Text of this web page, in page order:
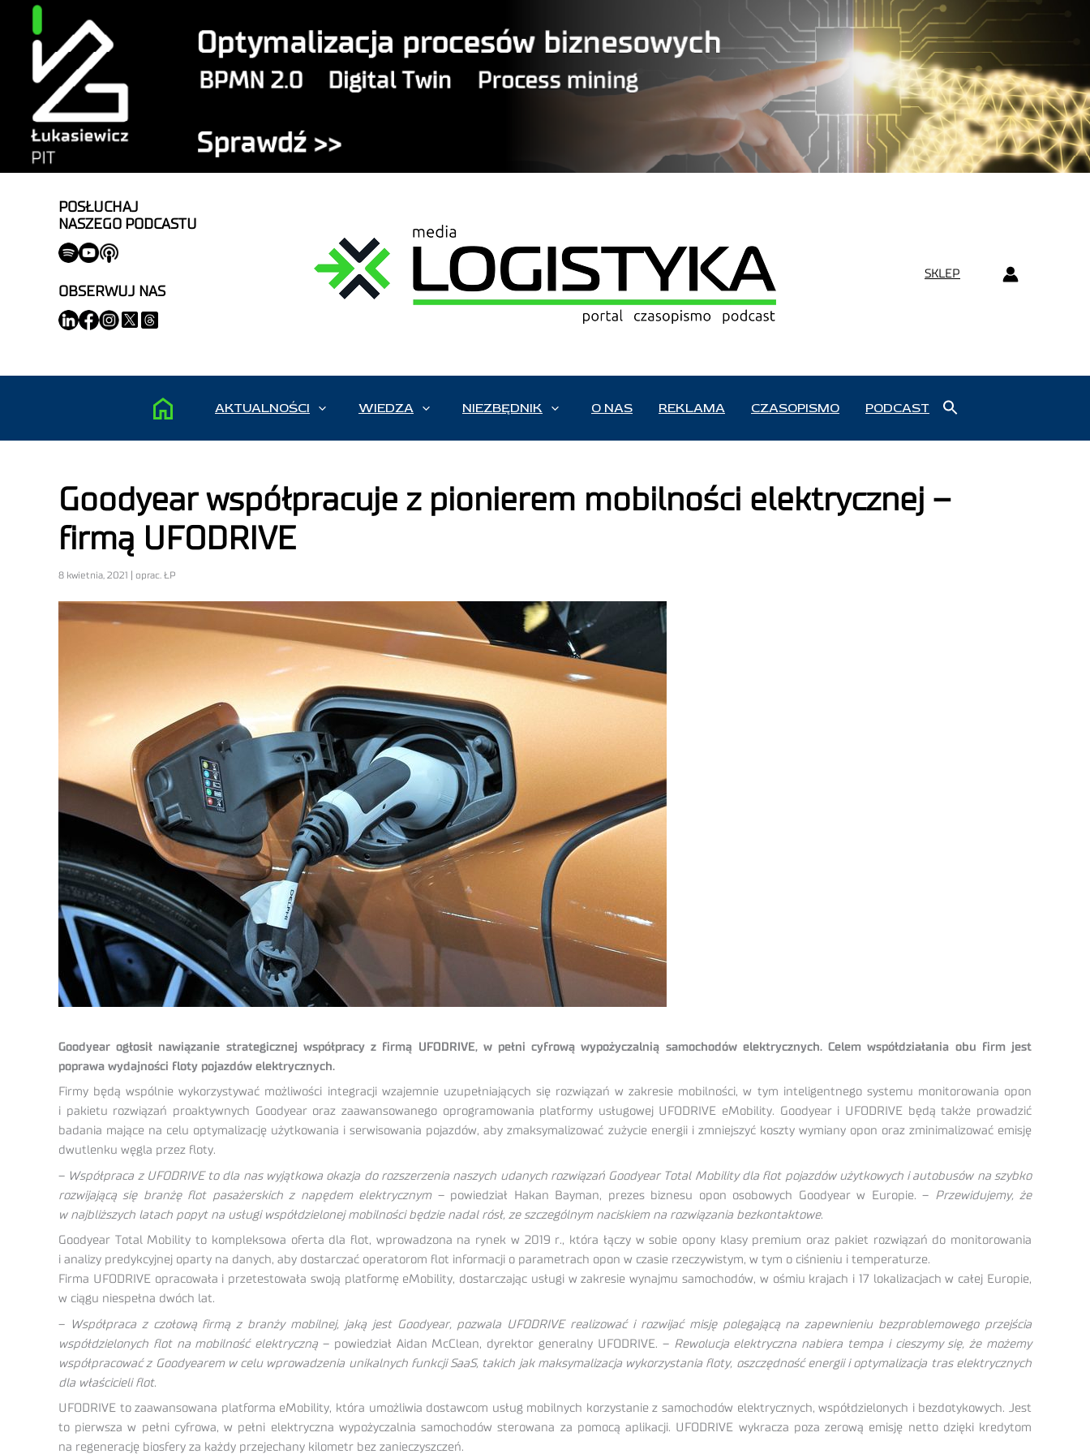
POSŁUCHAJ
NASZEGO PODCASTU
OBSERWUJ NAS
SKLEP
AKTUALNOŚCI WIEDZA NIEZBĘDNIK O NAS REKLAMA CZASOPISMO PODCAST
Goodyear współpracuje z pionierem mobilności elektrycznej –
firmą UFODRIVE
8 kwietnia, 2021 | oprac. ŁP
Goodyear ogłosił nawiązanie strategicznej współpracy z firmą UFODRIVE, w pełni cyfrową wypożyczalnią samochodów elektrycznych. Celem współdziałania obu firm jest
poprawa wydajności floty pojazdów elektrycznych.
Firmy będą wspólnie wykorzystywać możliwości integracji wzajemnie uzupełniających się rozwiązań w zakresie mobilności, w tym inteligentnego systemu monitorowania opon
i pakietu rozwiązań proaktywnych Goodyear oraz zaawansowanego oprogramowania platformy usługowej UFODRIVE eMobility. Goodyear i UFODRIVE będą także prowadzić
badania mające na celu optymalizację użytkowania i serwisowania pojazdów, aby zmaksymalizować zużycie energii i zmniejszyć koszty wymiany opon oraz zminimalizować emisję
dwutlenku węgla przez floty.
– Współpraca z UFODRIVE to dla nas wyjątkowa okazja do rozszerzenia naszych udanych rozwiązań Goodyear Total Mobility dla flot pojazdów użytkowych i autobusów na szybko
rozwijającą się branżę flot pasażerskich z napędem elektrycznym– powiedział Hakan Bayman, prezes biznesu opon osobowych Goodyear w Europie. –
Przewidujemy, że
w najbliższych latach popyt na usługi współdzielonej mobilności będzie nadal rósł, ze szczególnym naciskiem na rozwiązania bezkontaktowe.
Goodyear Total Mobility to kompleksowa oferta dla flot, wprowadzona na rynek w 2019 r., która łączy w sobie opony klasy premium oraz pakiet rozwiązań do monitorowania
i analizy predykcyjnej oparty na danych, aby dostarczać operatorom flot informacji o parametrach opon w czasie rzeczywistym, w tym o ciśnieniu i temperaturze.
Firma UFODRIVE opracowała i przetestowała swoją platformę eMobility, dostarczając usługi w zakresie wynajmu samochodów, w ośmiu krajach i 17 lokalizacjach w całej Europie,
w ciągu niespełna dwóch lat.
–
Współpraca z czołową firmą z branży mobilnej, jaką jest Goodyear, pozwala UFODRIVE realizować i rozwijać misję polegającą na zapewnieniu bezproblemowego przejścia
współdzielonych flot na mobilność elektryczną – powiedział Aidan McClean, dyrektor generalny UFODRIVE. – Rewolucja elektryczna nabiera tempa i cieszymy się, że możemy
współpracować z Goodyearem w celu wprowadzenia unikalnych funkcji SaaS, takich jak maksymalizacja wykorzystania floty, oszczędność energii i optymalizacja tras elektrycznych
dla właścicieli flot.
UFODRIVE to zaawansowana platforma eMobility, która umożliwia dostawcom usług mobilnych korzystanie z samochodów elektrycznych, współdzielonych i bezdotykowych. Jest
to pierwsza w pełni cyfrowa, w pełni elektryczna wypożyczalnia samochodów sterowana za pomocą aplikacji. UFODRIVE wykracza poza zerową emisję netto dzięki kredytom
na regenerację biosfery za każdy przejechany kilometr bez zanieczyszczeń.